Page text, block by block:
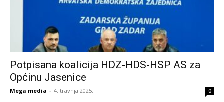
Potpisana koalicija HDZ-HDS-HSP AS za
Općinu Jasenice
Mega media - 4. travnja 2025. 0